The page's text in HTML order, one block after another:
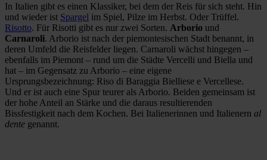
In Italien gibt es einen Klassiker, bei dem der Reis für sich steht. Hin
und wieder ist Spargel im Spiel, Pilze im Herbst. Oder Trüffel.
Risotto. Für Risotti gibt es nur zwei Sorten. Arborio und
Carnaroli. Arborio ist nach der piemontesischen Stadt benannt, in
deren Umfeld die Reisfelder liegen. Carnaroli wächst hingegen –
ebenfalls im Piemont – rund um die Städte Vercelli und Biella und
hat – im Gegensatz zu Arborio – eine eigene
Ursprungsbezeichnung: Riso di Baraggia Bielliese e Vercellese.
Und er ist auch eine Spur teurer als Arborio. Beiden gemeinsam ist
der hohe Anteil an Stärke und die daraus resultierenden
Bissfestigkeit nach dem Kochen. Bei Italienerinnen und Italienern al
dente genannt.